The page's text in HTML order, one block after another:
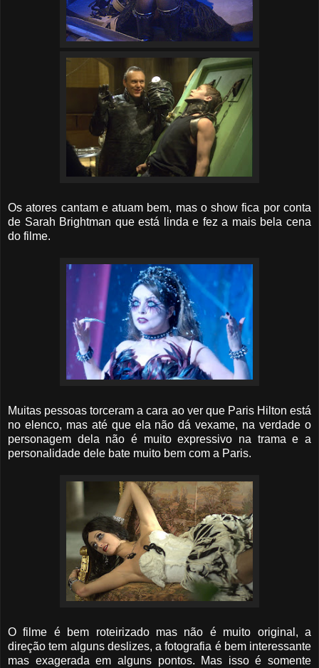
Os atores cantam e atuam bem, mas o show fica por conta
de Sarah Brightman que está linda e fez a mais bela cena
do filme.
Muitas pessoas torceram a cara ao ver que Paris Hilton está
no elenco, mas até que ela não dá vexame, na verdade o
personagem dela não é muito expressivo na trama e a
personalidade dele bate muito bem com a Paris.
O filme é bem roteirizado mas não é muito original, a
direção tem alguns deslizes, a fotografia é bem interessante
mas exagerada em alguns pontos. Mas isso é somente